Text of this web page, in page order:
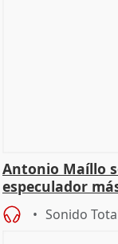
Antonio Maíllo
especulador
Becerril
Sonido